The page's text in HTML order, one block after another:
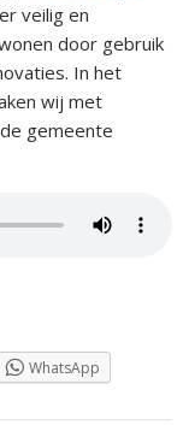
veilig en
door gebruik
In het
wij met
gemeente
WhatsApp